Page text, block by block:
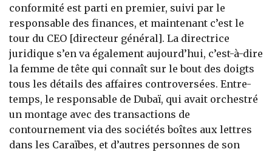
conformité est parti en premier, suivi par le
responsable des finances, et maintenant c’est le
tour du CEO [directeur général]. La directrice
juridique s’en va également aujourd’hui, c’est-à-dire
la femme de tête qui connaît sur le bout des doigts
tous les détails des affaires controversées. Entre-
temps, le responsable de Dubaï, qui avait orchestré
un montage avec des transactions de
contournement via des sociétés boîtes aux lettres
dans les Caraïbes, et d’autres personnes de son